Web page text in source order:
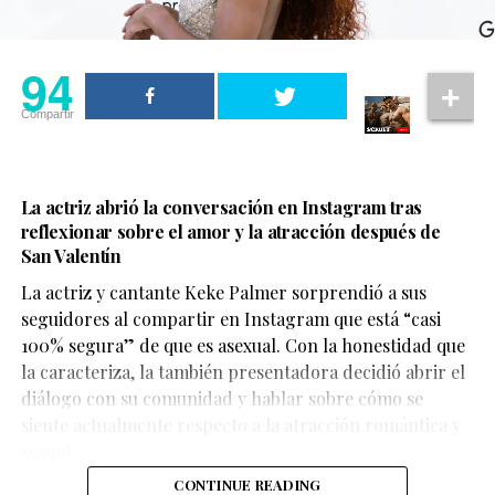
Porque sí, la visibilidad importa… pero aún más cuando
94
Por ahora, no existe un anuncio oficial sobre una serie
esperanza.
El actorFrançois Arnaud, quien interpreta a Scott, ha
mencionado en entrevistas que ha escuchado
conversaciones sobre continuar la historia de su
La respuesta de la atleta fue
inmediata y muy clara.
94
Compartir
La actriz abrió la conversación en Instagram tras
reflexionar sobre el amor y la atracción después de
San Valentín
La actriz y cantante Keke Palmer sorprendió a sus
seguidores al compartir en Instagram que está “casi
100% segura” de que es asexual. Con la honestidad que
la caracteriza, la también presentadora decidió abrir el
diálogo con su comunidad y hablar sobre cómo se
CONTINUE READING